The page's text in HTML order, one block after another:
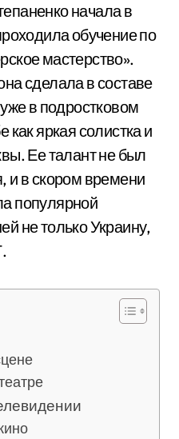
начала в
обучение по
мастерство».
сделала в составе
в подростковом
как яркая солистка и
Ее талант не был
и в скором времени
популярной
не только Украину,